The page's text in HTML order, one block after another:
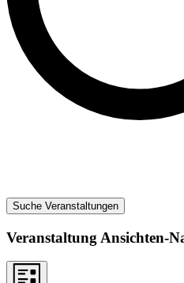
Suche Veranstaltungen
Veranstaltung Ansichten-